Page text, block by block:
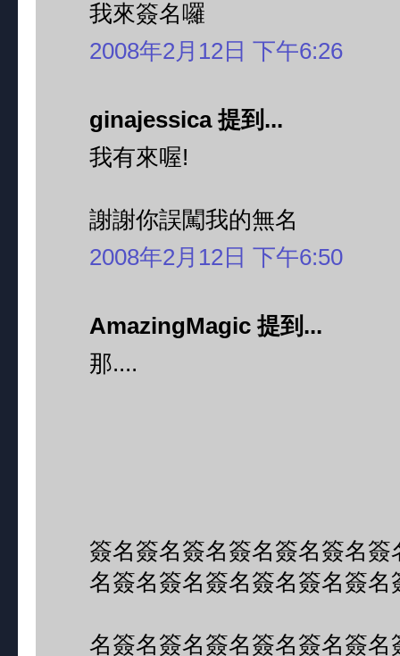
我來簽名囉
2008年2月12日 下午6:26
ginajessica 提到...
我有來喔!
謝謝你誤闖我的無名
2008年2月12日 下午6:50
AmazingMagic 提到...
那....
簽名簽名簽名簽名簽名簽名
名簽名簽名簽名簽名簽名簽名
名簽名簽名簽名簽名簽名簽